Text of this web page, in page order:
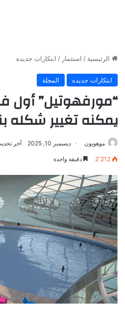
الرئيسية / استثمار / ابتكارات جديده
ابتكارات جديده المجلة
“مورفهوتيل” أول
يمكنه تغيير شكله
موهوبون ديسمبر 10, 2025 آخر تحديث:
2٬212 دقيقة واحدة